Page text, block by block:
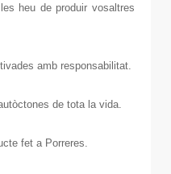
heu de produir vosaltres
amb responsabilitat.
de tota la vida.
fet a Porreres.